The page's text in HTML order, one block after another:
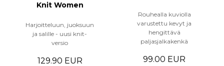
Knit Women
Harjoitteluun, juoksuun
ja salille - uusi knit-
versio
129.90 EUR
Rouhealla kuviolla
varustettu kevyt ja
hengittävä
paljasjalkakenkä
99.00 EUR